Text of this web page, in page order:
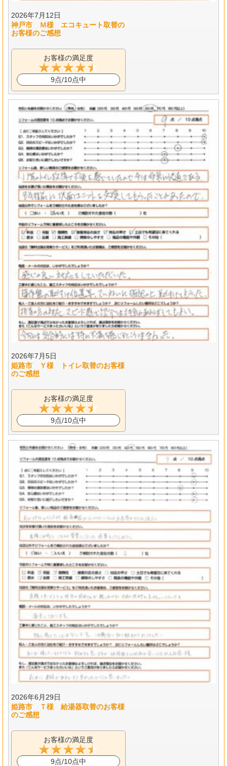
2026年7月12日
神戸市 Ｍ様 エコキュート取替の
お客様のご感想
お客様の満足度
9点/10点中
2026年7月5日
姫路市 Ｙ様 トイレ取替のお客様
のご感想
お客様の満足度
9点/10点中
2026年6月29日
姫路市 Ｔ様 給湯器取替のお客様
のご感想
お客様の満足度
9点/10点中